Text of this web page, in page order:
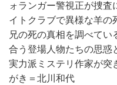
ォランガー警視正が捜査
イトクラブで異様な羊の
兄の死の真相を調べて
合う登場人物たちの思惑
実力派ミステリ作家が
がき＝北川和代